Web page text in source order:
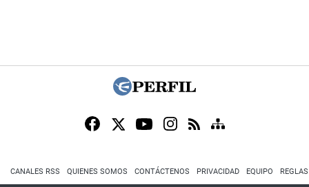
CANALES RSS QUIENES SOMOS CONTÁCTENOS PRIVACIDAD EQUIPO